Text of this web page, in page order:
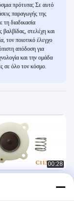
πρότυπα; Σε αυτό
παραγωγής της
τη διαδικασία
βαλβίδας, στελέχη και
τον ποιοτικό έλεγχο
απόδοση για
και την ομάδα
σε όλο τον κόσμο.
00:28